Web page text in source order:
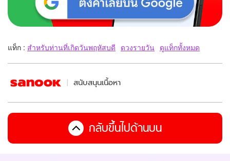
แท็ก : สำหรับท่านที่เกิดวันพฤหัสบดี ดวงรายวัน ดูแท็กทั้งหมด
สนับสนุนเนื้อหา
กลับขึ้นไปด้านบน